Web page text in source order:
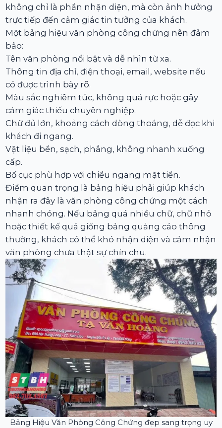
không chỉ là phần nhận diện, mà còn ảnh hưởng
trực tiếp đến cảm giác tin tưởng của khách.
Một bảng hiệu văn phòng công chứng nên đảm
bảo:
Tên văn phòng nổi bật và dễ nhìn từ xa.
Thông tin địa chỉ, điện thoại, email, website nếu
có được trình bày rõ.
Màu sắc nghiêm túc, không quá rực hoặc gây
cảm giác thiếu chuyên nghiệp.
Chữ đủ lớn, khoảng cách dòng thoáng, dễ đọc khi
khách đi ngang.
Vật liệu bền, sạch, phẳng, không nhanh xuống
cấp.
Bố cục phù hợp với chiều ngang mặt tiền.
Điểm quan trọng là bảng hiệu phải giúp khách
nhận ra đây là văn phòng công chứng một cách
nhanh chóng. Nếu bảng quá nhiều chữ, chữ nhỏ
hoặc thiết kế quá giống bảng quảng cáo thông
thường, khách có thể khó nhận diện và cảm nhận
văn phòng chưa thật sự chỉn chu.
Bảng Hiệu Văn Phòng Công Chứng đẹp sang trọng uy